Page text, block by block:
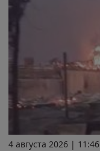
4 августа 2026 | 11:46